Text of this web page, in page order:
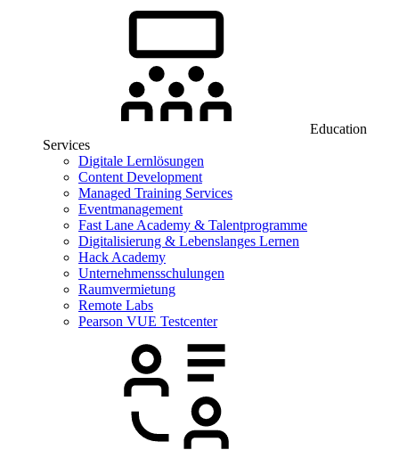
Education
Services
Digitale Lernlösungen
Content Development
Managed Training Services
Eventmanagement
Fast Lane Academy & Talentprogramme
Digitalisierung & Lebenslanges Lernen
Hack Academy
Unternehmensschulungen
Raumvermietung
Remote Labs
Pearson VUE Testcenter